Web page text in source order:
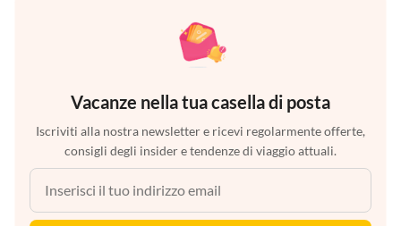
Vacanze nella tua casella di posta
Iscriviti alla nostra newsletter e ricevi regolarmente offerte,
consigli degli insider e tendenze di viaggio attuali.